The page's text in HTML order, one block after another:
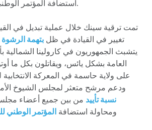
استضافة المؤتمر الوطني للحزب الجمهوري.
تمت ترقية سينك خلال عملية تبديل في
تغيير في القيادة في ظل بتهمة الرشوة
يتشبث الجمهوريون في كارولينا الشمالية
العامة بشكل يائس، ويقاتلون بكل ما
على ولاية حاسمة في المعركة الانتخابية
ودعم مرشح متعثر لمجلس الشيوخ
نسبة تأييد من بين جميع أعضاء
ومحاولة استضافة المؤتمر الوطني